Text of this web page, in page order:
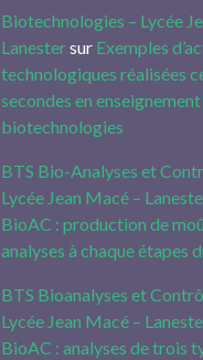
Biotechnologies – Lycée
Lanestersur Exemples
technologiques réalisées
secondes en
biotechnologies
BTS Bio-Analyses et
Lycée Jean Macé –
BioAC : production de
analyses à chaque étapes
BTS Bioanalyses et
Lycée Jean Macé –
BioAC : analyses de trois